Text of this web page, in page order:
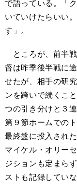
で語っている。「
いていけたらいい
す」。
ところが、前半
督は昨季後半戦に
せたが、相手の研
ンを跨いで続くこ
つの引き分けと３
第９節ホームでの
最終盤に投入され
マイケル・オリー
ジションも定まら
ストも記録していな